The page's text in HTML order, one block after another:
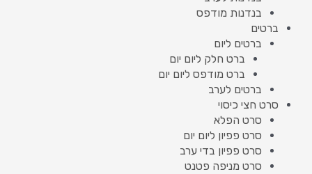
בנדנות מודפס
ברטים
ברטים ליום
ברט חלק ליום יום
ברט מודפס ליום יום
ברטים לערב
סרט חצי כיסוי
סרט הפלא
סרט פפיון ליום יום
סרט פפיון בדי ערב
סרט מניפה פטנט